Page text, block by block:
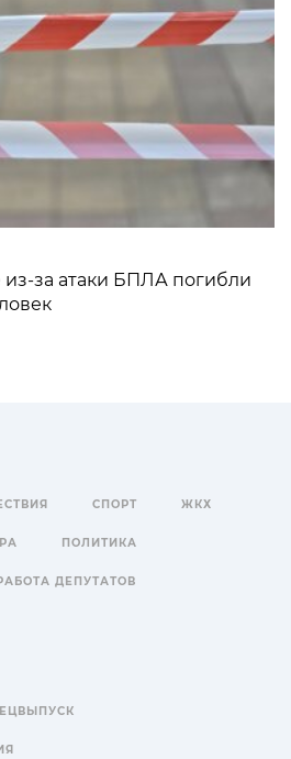
за атаки БПЛА погибли
СПОРТ ЖКХ
ПОЛИТИКА
ДЕПУТАТОВ